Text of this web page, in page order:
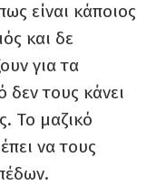
είναι κάποιος
και δε
για τα
δεν τους κάνει
Το μαζικό
να τους